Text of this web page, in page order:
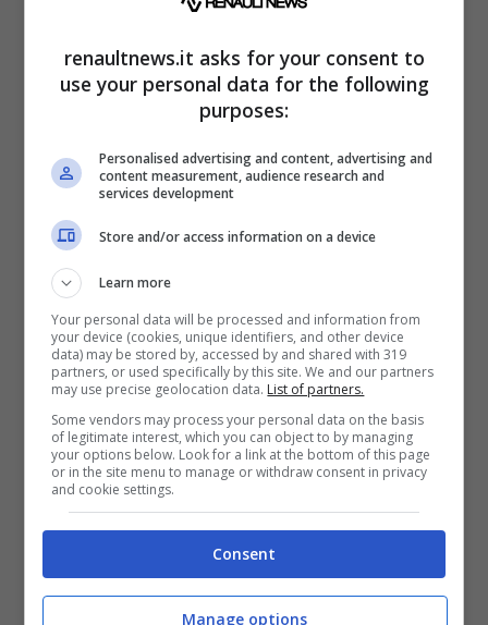
vetture ibride hanno un peso di quasi 2,5
tonnellate, cosa normale considerando la
presenza delle batterie, ma proprio grazie alla
parte elettrica sono riusciti a fare la
differenza nelle gare di accelerazione. La
Purosangue è stata abbastanza deludente nel
confronto,
con Audi e Lamborghini che
l’hanno battuta di un decimo nel raggiungere
il quarto di miglio
renaultnews.it asks for your consent to
use your personal data for the following
purposes:
Personalised advertising and content, advertising and
content measurement, audience research and
services development
Store and/or access information on a device
Learn more
Your personal data will be processed and information from
your device (cookies, unique identifiers, and other device
data) may be stored by, accessed by and shared with 319
partners, or used specifically by this site. We and our partners
may use precise geolocation data. List of partners.
Some vendors may process your personal data on the basis
of legitimate interest, which you can object to by managing
your options below. Look for a link at the bottom of this page
or in the site menu to manage or withdraw consent in privacy
and cookie settings.
Consent
Manage options